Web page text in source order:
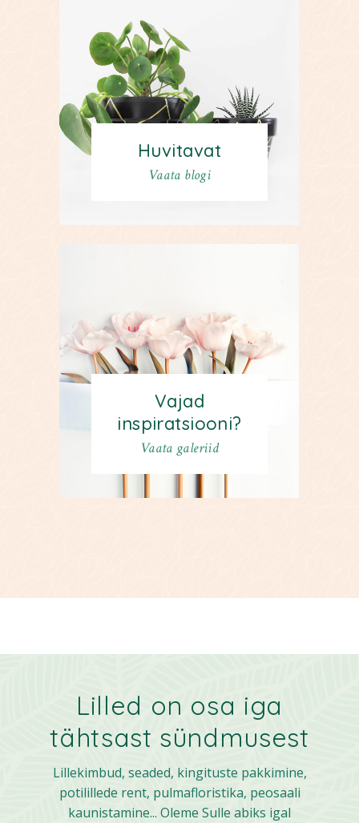
Huvitavat
Vaata blogi
Vajad
inspiratsiooni?
Vaata galeriid
Lilled on osa iga
tähtsast sündmusest
Lillekimbud, seaded, kingituste pakkimine,
potilillede rent, pulmafloristika, peosaali
kaunistamine... Oleme Sulle abiks igal